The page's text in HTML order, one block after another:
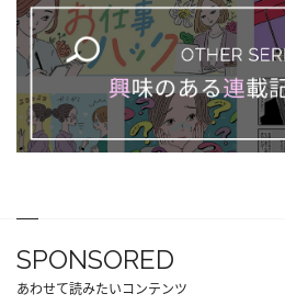
SPONSORED
あわせて読みたいコンテンツ